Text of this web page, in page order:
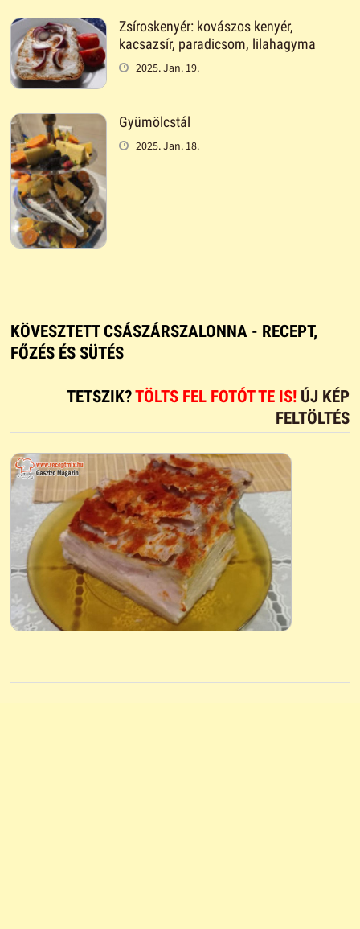
Zsíroskenyér: kovászos kenyér,
kacsazsír, paradicsom, lilahagyma
2025. Jan. 19.
Gyümölcstál
2025. Jan. 18.
KÖVESZTETT CSÁSZÁRSZALONNA - RECEPT,
FŐZÉS ÉS SÜTÉS
TETSZIK?TÖLTS FEL FOTÓT TE IS! ÚJ KÉP
FELTÖLTÉS